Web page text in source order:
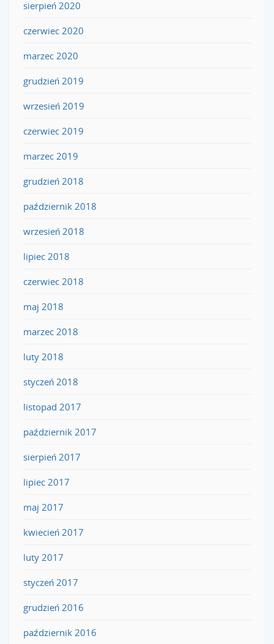
sierpień 2020
czerwiec 2020
marzec 2020
grudzień 2019
wrzesień 2019
czerwiec 2019
marzec 2019
grudzień 2018
październik 2018
wrzesień 2018
lipiec 2018
czerwiec 2018
maj 2018
marzec 2018
luty 2018
styczeń 2018
listopad 2017
październik 2017
sierpień 2017
lipiec 2017
maj 2017
kwiecień 2017
luty 2017
styczeń 2017
grudzień 2016
październik 2016